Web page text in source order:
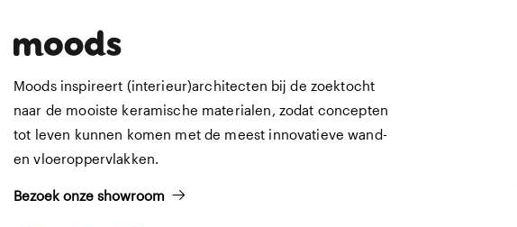
Moods inspireert (interieur)architecten bij de zoektocht
naar de mooiste keramische materialen, zodat concepten
tot leven kunnen komen met de meest innovatieve wand-
en vloeroppervlakken.
Bezoek onze showroom